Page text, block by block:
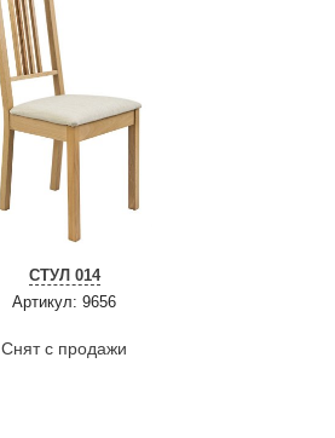
СТУЛ 014
Артикул: 9656
Снят с продажи